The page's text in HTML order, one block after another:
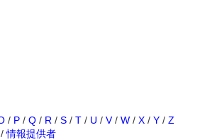
/ P / Q / R / S / T / U / V/ W / X / Y / Z
/情報提供者